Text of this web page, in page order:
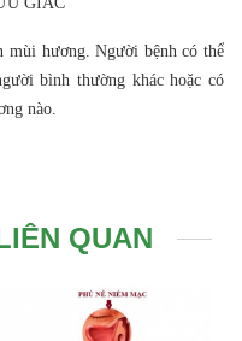
mùi hương. Người bệnh có thể
bình thường khác hoặc có
nào.
QUAN